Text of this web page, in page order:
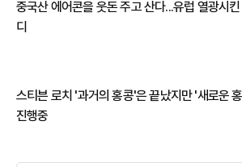
중국산 에어콘을 웃돈 주고 산다...유럽 열광시킨
디
스티븐 로치 '과거의 홍콩'은 끝났지만 '새로운
진행중